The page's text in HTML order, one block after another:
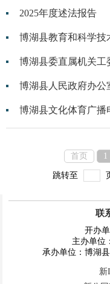
2025年度述法报告
首页 1
跳转至
联
开办
主办单位
承办单位：博湖
新